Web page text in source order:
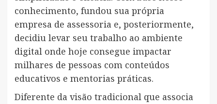
conhecimento, fundou sua própria
empresa de assessoria e, posteriormente,
decidiu levar seu trabalho ao ambiente
digital onde hoje consegue impactar
milhares de pessoas com conteúdos
educativos e mentorias práticas.
Diferente da visão tradicional que associa